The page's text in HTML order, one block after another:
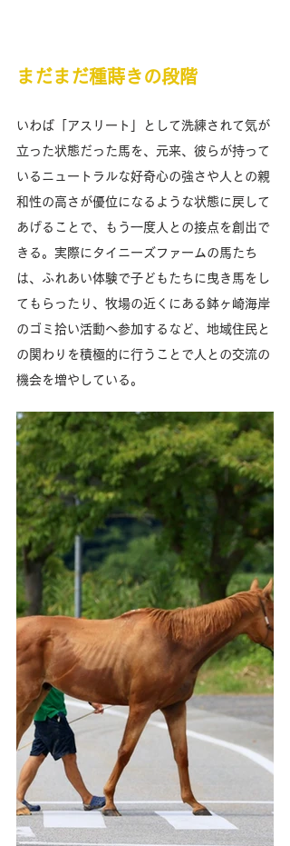
まだまだ種蒔きの段階
​いわば「アスリート」として洗練されて気が
立った状態だった馬を、元来、彼らが持って
いるニュートラルな好奇心の強さや人との親
和性の高さが優位になるような状態に戻して
あげることで、もう一度人との接点を創出で
きる。実際にタイニーズファームの馬たち
は、ふれあい体験で子どもたちに曳き馬をし
てもらったり、牧場の近くにある鉢ヶ崎海岸
のゴミ拾い活動へ参加するなど、地域住民と
の関わりを積極的に行うことで人との交流の
機会を増やしている。